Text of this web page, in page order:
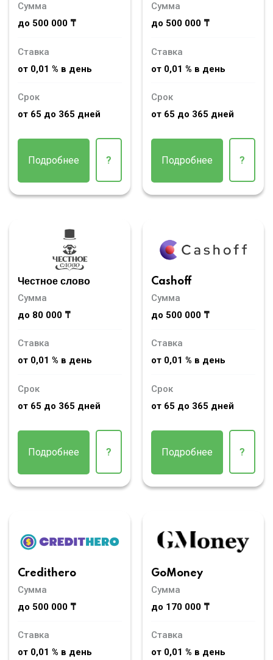
Сумма
до 500 000 ₸
Ставка
от 0,01 % в день
Срок
от 65 до 365 дней
Подробнее ?
Сумма
до 500 000 ₸
Ставка
от 0,01 % в день
Срок
от 65 до 365 дней
Подробнее ?
Честное слово
Сумма
до 80 000 ₸
Ставка
от 0,01 % в день
Срок
от 65 до 365 дней
Подробнее ?
Cashoff
Сумма
до 500 000 ₸
Ставка
от 0,01 % в день
Срок
от 65 до 365 дней
Подробнее ?
Credithero
Сумма
до 500 000 ₸
Ставка
от 0,01 % в день
GoMoney
Сумма
до 170 000 ₸
Ставка
от 0,01 % в день